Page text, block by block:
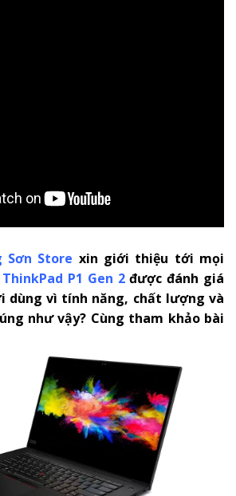
Sơn Store xin giới thiệu tới mọi
ThinkPad P1 Gen 2được đánh giá
dùng vì tính năng, chất lượng và
như vậy? Cùng tham khảo bài